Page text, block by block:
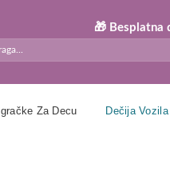
🎁 Besplatna
Igračke Za Decu Dečija Vozila